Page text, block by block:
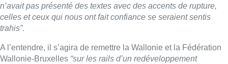
n’avait pas présenté des textes avec des accents de rupture,
celles et ceux qui nous ont fait confiance se seraient sentis
trahis”.
A l’entendre, il s’agira de remettre la Wallonie et la Fédération
Wallonie-Bruxelles “sur les rails d’un redéveloppement